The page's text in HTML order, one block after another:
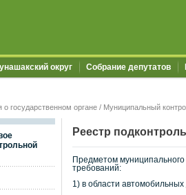
округ Собрание депутатов
государственном органе / Муниципальный
Реестр
Предметом
требований:
1) в области